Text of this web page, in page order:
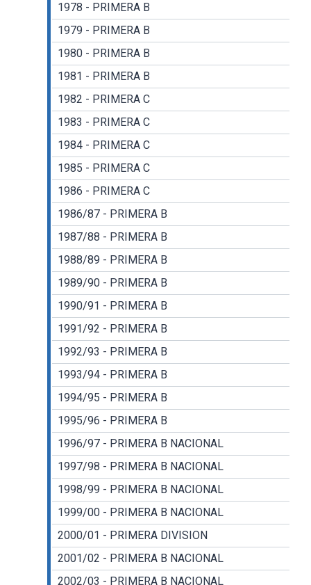
1978 - PRIMERA B
1979 - PRIMERA B
1980 - PRIMERA B
1981 - PRIMERA B
1982 - PRIMERA C
1983 - PRIMERA C
1984 - PRIMERA C
1985 - PRIMERA C
1986 - PRIMERA C
1986/87 - PRIMERA B
1987/88 - PRIMERA B
1988/89 - PRIMERA B
1989/90 - PRIMERA B
1990/91 - PRIMERA B
1991/92 - PRIMERA B
1992/93 - PRIMERA B
1993/94 - PRIMERA B
1994/95 - PRIMERA B
1995/96 - PRIMERA B
1996/97 - PRIMERA B NACIONAL
1997/98 - PRIMERA B NACIONAL
1998/99 - PRIMERA B NACIONAL
1999/00 - PRIMERA B NACIONAL
2000/01 - PRIMERA DIVISION
2001/02 - PRIMERA B NACIONAL
2002/03 - PRIMERA B NACIONAL